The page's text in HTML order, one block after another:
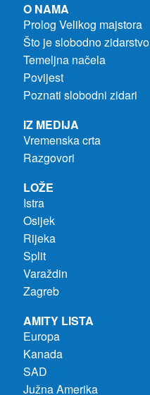
O NAMA
Prolog Velikog majstora
Što je slobodno zidarstvo
Temeljna načela
Povijest
Poznati slobodni zidari
IZ MEDIJA
Vremenska crta
Razgovori
LOŽE
Istra
Osijek
Rijeka
Split
Varaždin
Zagreb
AMITY LISTA
Europa
Kanada
SAD
Južna Amerika